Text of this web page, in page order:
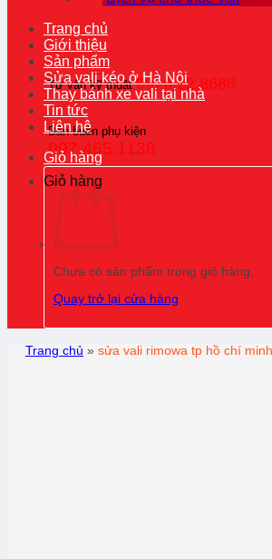
Tư vấn kỹ thuật 0976.22.8686
Bán buôn phụ kiện
097.465.1138
Giỏ hàng
Trang chủ
Giới thiệu
Sản phẩm
Sửa vali kéo ở Hà Nội
Thay bánh xe vali tại nhà
Tin tức
Liên hệ
Giỏ hàng
Chưa có sản phẩm trong giỏ hàng.
Quay trở lại cửa hàng
Trang chủ » sửa vali rimowa tp hồ chí minh